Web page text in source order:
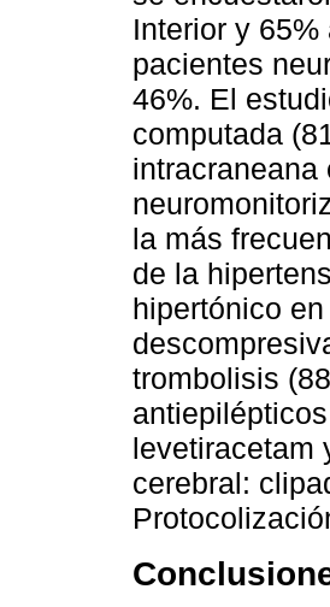
Interior y
pacientes
46%. El
computada
intracraneana
la más
de la
hipertónico
trombolisis
levetiracetam
cerebral: